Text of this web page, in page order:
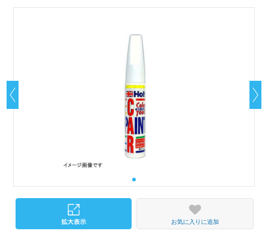
お気に入りに追加